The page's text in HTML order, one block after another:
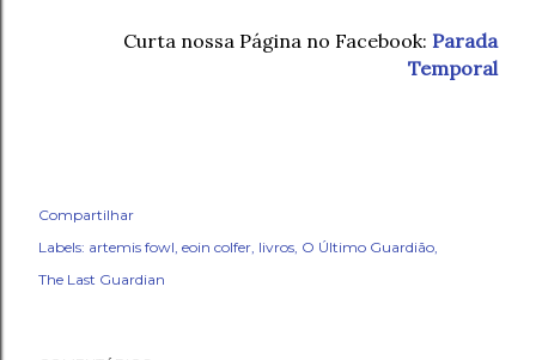
Curta nossa Página no Facebook: Parada
Temporal
Compartilhar
Labels: artemis fowl eoin colfer livros O Último Guardião
The Last Guardian